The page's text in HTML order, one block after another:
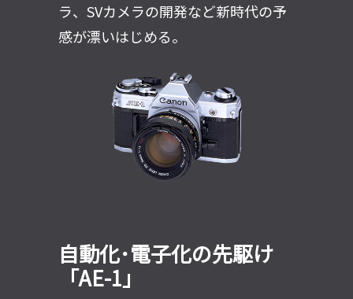
ラ、SVカメラの開発など新時代の予
感が漂いはじめる。
自動化･電子化の先駆け
「AE-1」